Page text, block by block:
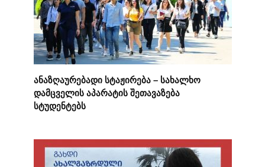
ანაზღაურებადი სტაჟირება – სახალხო
დამცველის აპარატის შეთავაზება
სტუდენტებს